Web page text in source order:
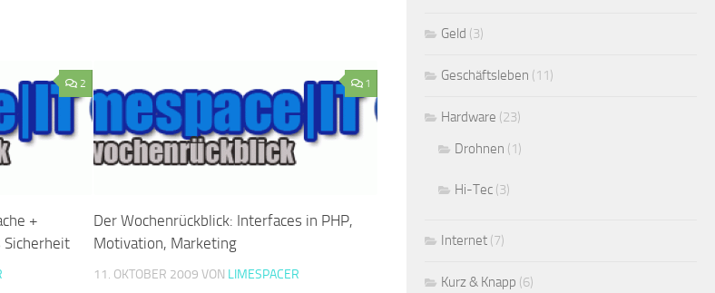
2
+
Sicherheit
1
Der Wochenrückblick: Interfaces in PHP,
Motivation, Marketing
11. OKTOBER 2009 VON LIMESPACER
Geld (3)
Geschäftsleben (11)
Hardware (23)
Drohnen (1)
Hi-Tec (3)
Internet (7)
Kurz & Knapp (6)